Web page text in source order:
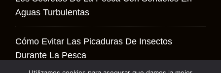
Aguas Turbulentas
Cómo Evitar Las Picaduras De Insectos
Durante La Pesca